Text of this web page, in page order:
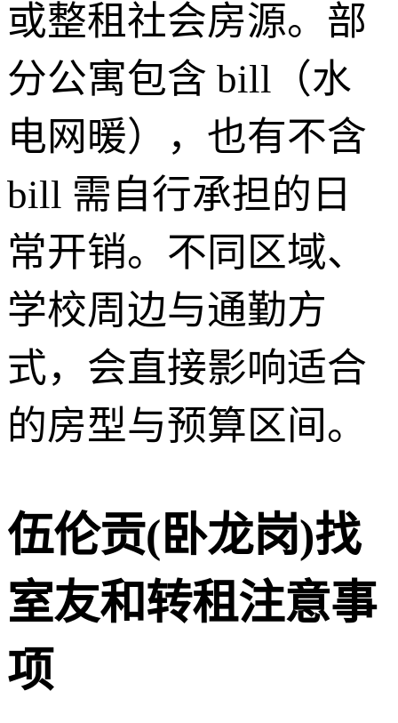
或整租社会房源。部
分公寓包含 bill（水
电网暖），也有不含
bill 需自行承担的日
常开销。不同区域、
学校周边与通勤方
式，会直接影响适合
的房型与预算区间。
伍伦贡(卧龙岗)找
室友和转租注意事
项